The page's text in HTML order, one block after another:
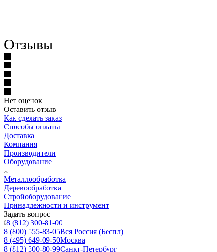
Отзывы
Нет оценок
Оставить отзыв
Как сделать заказ
Способы оплаты
Доставка
Компания
Производители
Оборудование
Металлообработка
Деревообработка
Стройоборудование
Принадлежности и инструмент
Задать вопрос
8 (812) 300-81-00
8 (800) 555-83-05Вся Россия (Беспл)
8 (495) 649-09-50Москва
8 (812) 300-80-99Санкт-Петербург